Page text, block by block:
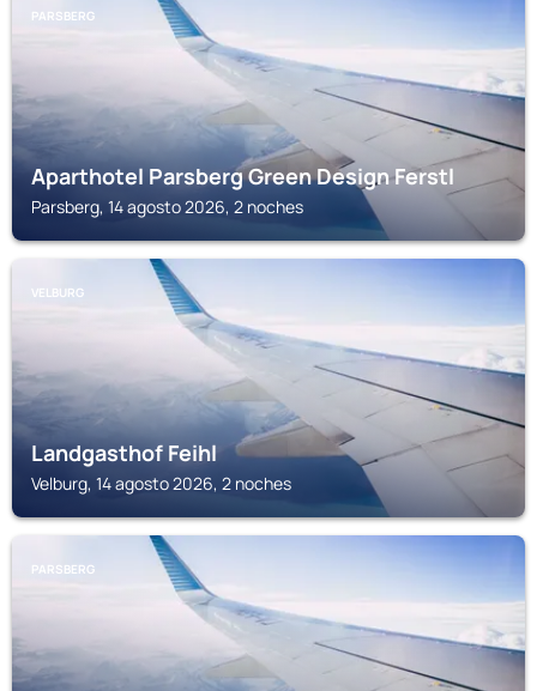
PARSBERG
Aparthotel Parsberg Green Design Ferstl
Parsberg, 14 agosto 2026, 2 noches
VELBURG
Landgasthof Feihl
Velburg, 14 agosto 2026, 2 noches
PARSBERG